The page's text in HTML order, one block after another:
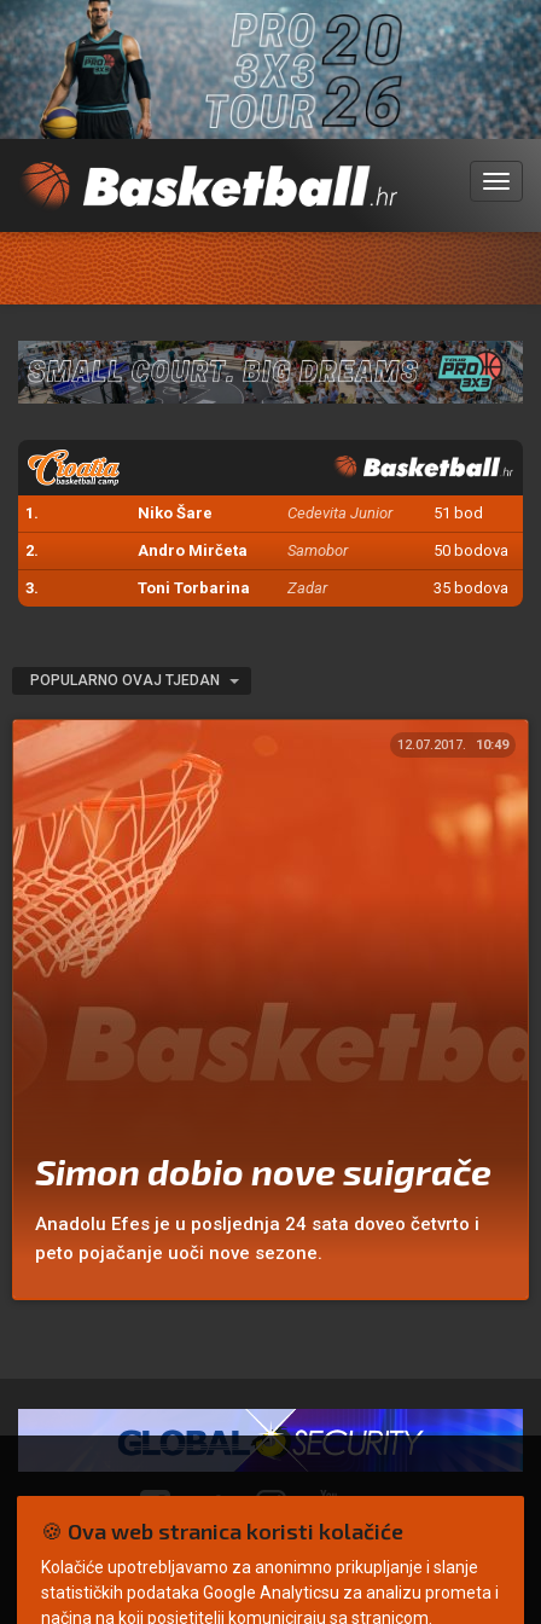
Menu
1. Niko Šare Cedevita Junior 51 bod
2. Andro Mirčeta Samobor 50 bodova
3. Toni Torbarina Zadar 35 bodova
POPULARNO OVAJ TJEDAN
12.07.2017. 10:49
Simon dobio nove suigrače
Anadolu Efes je u posljednja 24 sata doveo četvrto i
peto pojačanje uoči nove sezone.
© Copyright 2026. | ARILEO
🍪 Ova web stranica koristi kolačiće
Kolačiće upotrebljavamo za anonimno prikupljanje i slanje
statističkih podataka Google Analyticsu za analizu prometa i
načina na koji posjetitelji komuniciraju sa stranicom.